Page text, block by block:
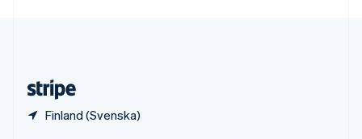
Finland (Svenska)